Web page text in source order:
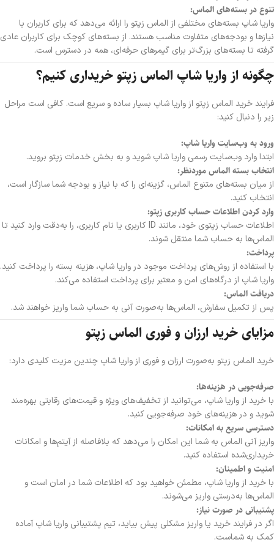
تنوع در بسته‌های الماس:
واریا شاپ بسته‌های مختلفی از الماس زپتو را ارائه می‌دهد که برای کاربران با
نیازها و بودجه‌های متفاوت مناسب هستند. از بسته‌های کوچک برای کاربران عادی
گرفته تا بسته‌های بزرگ‌تر برای گیمرهای حرفه‌ای، همه در دسترس است.
چگونه از واریا شاپ الماس زپتو خریداری کنیم؟
فرایند خرید الماس زپتو از واریا شاپ بسیار ساده و سریع است. کافی است مراحل
زیر را دنبال کنید:
ورود به وب‌سایت واریا شاپ:
ابتدا وارد وب‌سایت رسمی واریا شاپ شوید و به بخش خدمات زپتو بروید.
انتخاب بسته الماس موردنظر:
از میان بسته‌های متنوع الماس، گزینه‌ای را که با نیاز و بودجه شما سازگار است،
انتخاب کنید.
وارد کردن اطلاعات حساب کاربری زپتو:
اطلاعات حساب زپتوی خود، مانند ID کاربری یا نام کاربری، را به‌دقت وارد کنید تا
الماس‌ها به حساب شما منتقل شوند.
پرداخت:
با استفاده از روش‌های پرداخت موجود در واریا شاپ، هزینه بسته را پرداخت کنید.
واریا شاپ از درگاه‌های امن و معتبر برای پرداخت استفاده می‌کند.
دریافت الماس:
پس از تکمیل سفارش، الماس‌ها به‌صورت آنی به حساب شما واریز خواهند شد.
مزایای خرید ارزان و فوری الماس زپتو
خرید الماس زپتو به‌صورت ارزان و فوری از واریا شاپ چندین مزیت کلیدی دارد:
صرفه‌جویی در هزینه‌ها:
با خرید از واریا شاپ، می‌توانید از تخفیف‌های ویژه و قیمت‌های رقابتی بهره‌مند
شوید و در هزینه‌های خود صرفه‌جویی کنید.
دسترسی سریع به امکانات:
واریز آنی الماس به شما این امکان را می‌دهد که بلافاصله از آیتم‌ها و امکانات
خریداری‌شده استفاده کنید.
امنیت و اطمینان:
با خرید از واریا شاپ، مطمئن خواهید بود که اطلاعات شما در امان است و
الماس‌ها به‌درستی واریز می‌شوند.
پشتیبانی در صورت نیاز:
اگر در فرایند خرید یا واریز مشکلی پیش بیاید، تیم پشتیبانی واریا شاپ آماده
کمک به شماست.